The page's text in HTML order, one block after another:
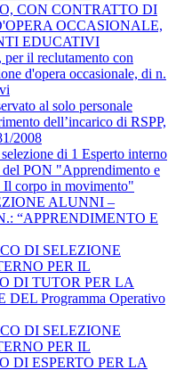
CON CONTRATTO DI
OCCASIONALE,
EDUCATIVI
per il reclutamento con
d'opera occasionale, di n.
al solo personale
dell’incarico di RSPP,
2008
di 1 Esperto interno
del PON "Apprendimento e
corpo in movimento"
ALUNNI –
“APPRENDIMENTO E
DI SELEZIONE
PER IL
DI TUTOR PER LA
Programma Operativo
DI SELEZIONE
PER IL
DI ESPERTO PER LA